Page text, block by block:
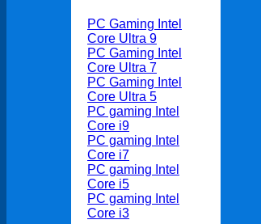
PC Gaming Intel
Core Ultra 9
PC Gaming Intel
Core Ultra 7
PC Gaming Intel
Core Ultra 5
PC gaming Intel
Core i9
PC gaming Intel
Core i7
PC gaming Intel
Core i5
PC gaming Intel
Core i3